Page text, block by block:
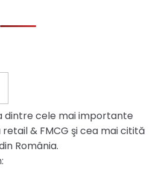
dintre cele mai importante
& FMCG şi cea mai citită
România.